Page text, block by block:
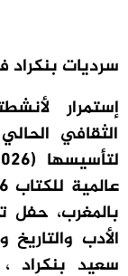
سرديات بنكراد
إستمرار
الثقافي
بالمغرب، حفل
الأدب